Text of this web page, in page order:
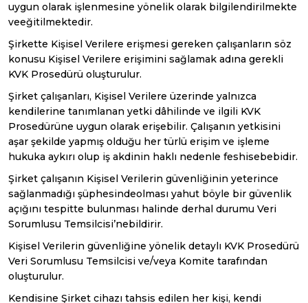
uygun olarak işlenmesine yönelik olarak bilgilendirilmekte
veeğitilmektedir.
Şirkette Kişisel Verilere erişmesi gereken çalışanların söz
konusu Kişisel Verilere erişimini sağlamak adına gerekli
KVK Prosedürü oluşturulur.
Şirket çalışanları, Kişisel Verilere üzerinde yalnızca
kendilerine tanımlanan yetki dâhilinde ve ilgili KVK
Prosedürüne uygun olarak erişebilir. Çalışanın yetkisini
aşar şekilde yapmış olduğu her türlü erişim ve işleme
hukuka aykırı olup iş akdinin haklı nedenle feshisebebidir.
Şirket çalışanın Kişisel Verilerin güvenliğinin yeterince
sağlanmadığı şüphesindeolması yahut böyle bir güvenlik
açığını tespitte bulunması halinde derhal durumu Veri
Sorumlusu Temsilcisi’nebildirir.
Kişisel Verilerin güvenliğine yönelik detaylı KVK Prosedürü
Veri Sorumlusu Temsilcisi ve/veya Komite tarafından
oluşturulur.
Kendisine Şirket cihazı tahsis edilen her kişi, kendi